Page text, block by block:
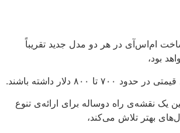
ام‌اس‌آی در هر دو مدل جدید تقریباً
بود،
تا ۸۰۰ دلار داشته باشند.
یک نقشه‌ی راه دوساله برای ارائه‌ی تنوع
بهتر تلاش می‌کند،